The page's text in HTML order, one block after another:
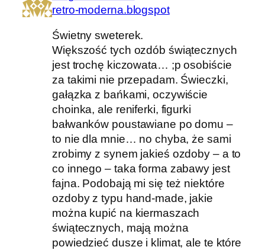
retro-moderna.blogspot
Świetny sweterek.
Większość tych ozdób świątecznych
jest trochę kiczowata… ;p osobiście
za takimi nie przepadam. Świeczki,
gałązka z bańkami, oczywiście
choinka, ale reniferki, figurki
bałwanków poustawiane po domu –
to nie dla mnie… no chyba, że sami
zrobimy z synem jakieś ozdoby – a to
co innego – taka forma zabawy jest
fajna. Podobają mi się też niektóre
ozdoby z typu hand-made, jakie
można kupić na kiermaszach
świątecznych, mają można
powiedzieć dusze i klimat, ale te które